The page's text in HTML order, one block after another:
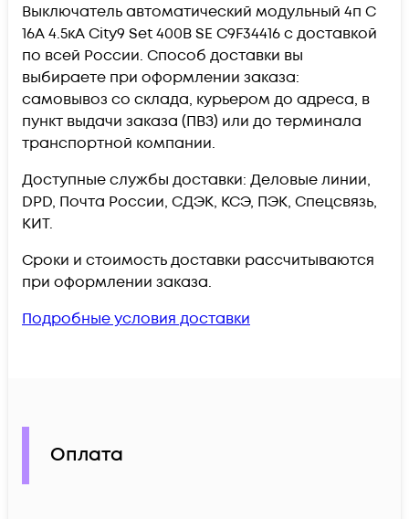
Выключатель автоматический модульный 4п C
16А 4.5кА City9 Set 400В SE C9F34416 c доставкой
по всей России. Способ доставки вы
выбираете при оформлении заказа:
самовывоз со склада, курьером до адреса, в
пункт выдачи заказа (ПВЗ) или до терминала
транспортной компании.
Доступные службы доставки: Деловые линии,
DPD, Почта России, СДЭК, КСЭ, ПЭК, Спецсвязь,
КИТ.
Сроки и стоимость доставки рассчитываются
при оформлении заказа.
Подробные условия доставки
Оплата